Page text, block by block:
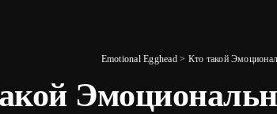
Emotional Egghead> Кто такой